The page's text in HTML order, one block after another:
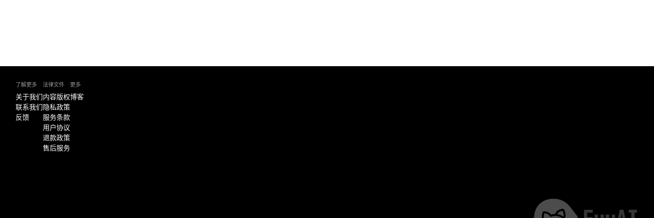
了解更多
关于我们
联系我们
反馈
法律文件
内容版权
隐私政策
服务条款
用户协议
退款政策
售后服务
更多
博客